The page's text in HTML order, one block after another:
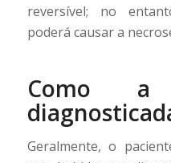
reversível; no
poderá causar a
Como
Geralmente, o